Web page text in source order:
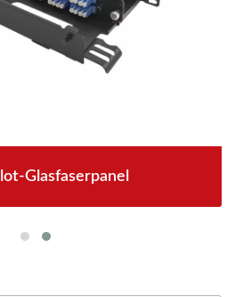
Glasfaserpanel